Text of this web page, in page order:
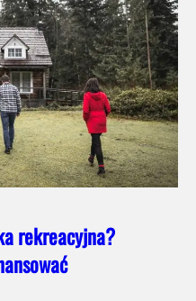
rekreacyjna?